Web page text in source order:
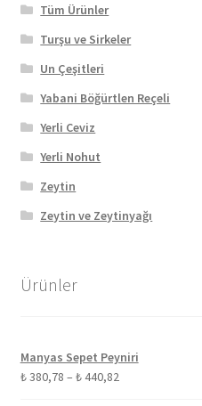
Tüm Ürünler
Turşu ve Sirkeler
Un Çeşitleri
Yabani Böğürtlen Reçeli
Yerli Ceviz
Yerli Nohut
Zeytin
Zeytin ve Zeytinyağı
Ürünler
Manyas Sepet Peyniri
₺380,78 – ₺440,82Fiyat